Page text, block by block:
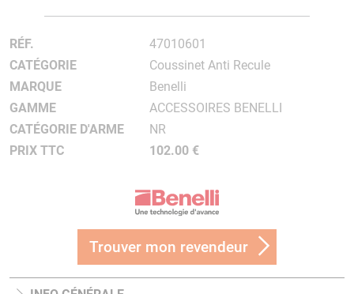
RÉF.
47010601
CATÉGORIE
Coussinet Anti Recule
MARQUE
Benelli
GAMME
ACCESSOIRES BENELLI
CATÉGORIE D'ARME
NR
PRIX TTC
102.00 €
Trouver mon revendeur